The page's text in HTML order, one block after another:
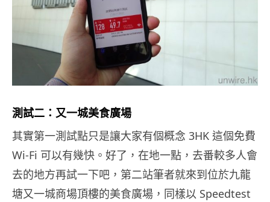
測試二：又一城美食廣場
其實第一測試點只是讓大家有個概念 3HK 這個免費
Wi-Fi 可以有幾快。好了，在地一點，去番較多人會
去的地方再試一下吧，第二站筆者就來到位於九龍
塘又一城商場頂樓的美食廣場，同樣以 Speedtest